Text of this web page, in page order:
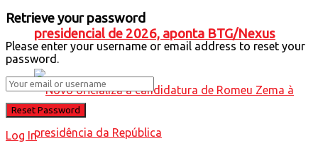
presidencial de 2026, aponta BTG/Nexus
Retrieve your password
Please enter your username or email address to reset your
password.
Log In